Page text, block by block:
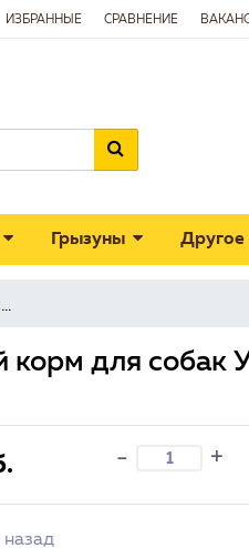
ИЗБРАННЫЕ СРАВНЕНИЕ
Грызуны Другое
для собак
- +
назад